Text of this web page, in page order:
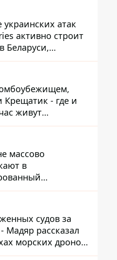
атак
активно строит
Беларуси,
Узбекистане
Крещатик - где и
живут
знаменитости
массово
в
а местных
без жилья
судов за
Мадяр рассказал
морских дронов
и Азовском морях